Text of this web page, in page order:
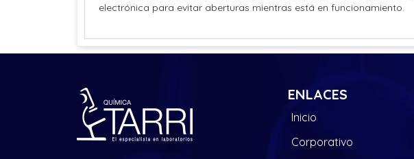
electrónica para evitar aberturas mientras está en funcionamiento.
ENLACES
Inicio
Corporativo